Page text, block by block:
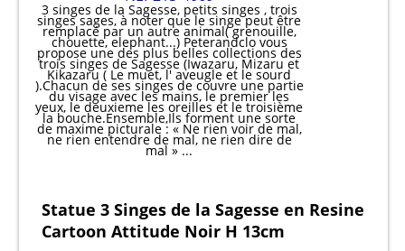
3 singes de la Sagesse, petits singes , trois
singes sages, à noter que le singe peut être
remplacé par un autre animal( grenouille,
chouette, elephant...) Peterandclo vous
propose une des plus belles collections des
trois singes de Sagesse (Iwazaru, Mizaru et
Kikazaru ( Le muet, l' aveugle et le sourd
).Chacun de ses singes de couvre une partie
du visage avec les mains, le premier les
yeux, le deuxieme les oreilles et le troisième
la bouche.Ensemble,Ils forment une sorte
de maxime picturale : « Ne rien voir de mal,
ne rien entendre de mal, ne rien dire de
mal » ...
Statue 3 Singes de la Sagesse en Resine
Cartoon Attitude Noir H 13cm